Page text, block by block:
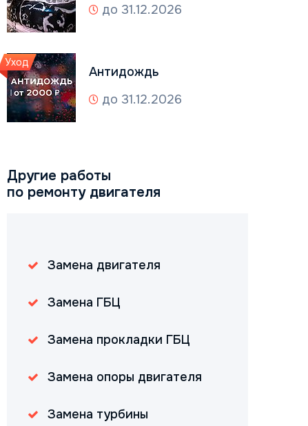
до 31.12.2026
Уход
Антидождь
до 31.12.2026
Другие работы
по ремонту двигателя
Замена двигателя
Замена ГБЦ
Замена прокладки ГБЦ
Замена опоры двигателя
Замена турбины